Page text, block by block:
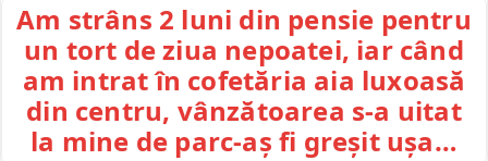
Am strâns 2 luni din pensie pentru
un tort de ziua nepoatei, iar când
am intrat în cofetăria aia luxoasă
din centru, vânzătoarea s-a uitat
la mine de parc-aș fi greșit ușa…